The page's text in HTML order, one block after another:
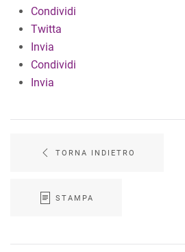
Condividi
Twitta
Invia
Condividi
Invia
TORNA INDIETRO
STAMPA